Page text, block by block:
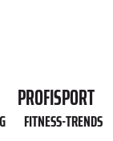
PROFISPORT
FITNESS-TRENDS